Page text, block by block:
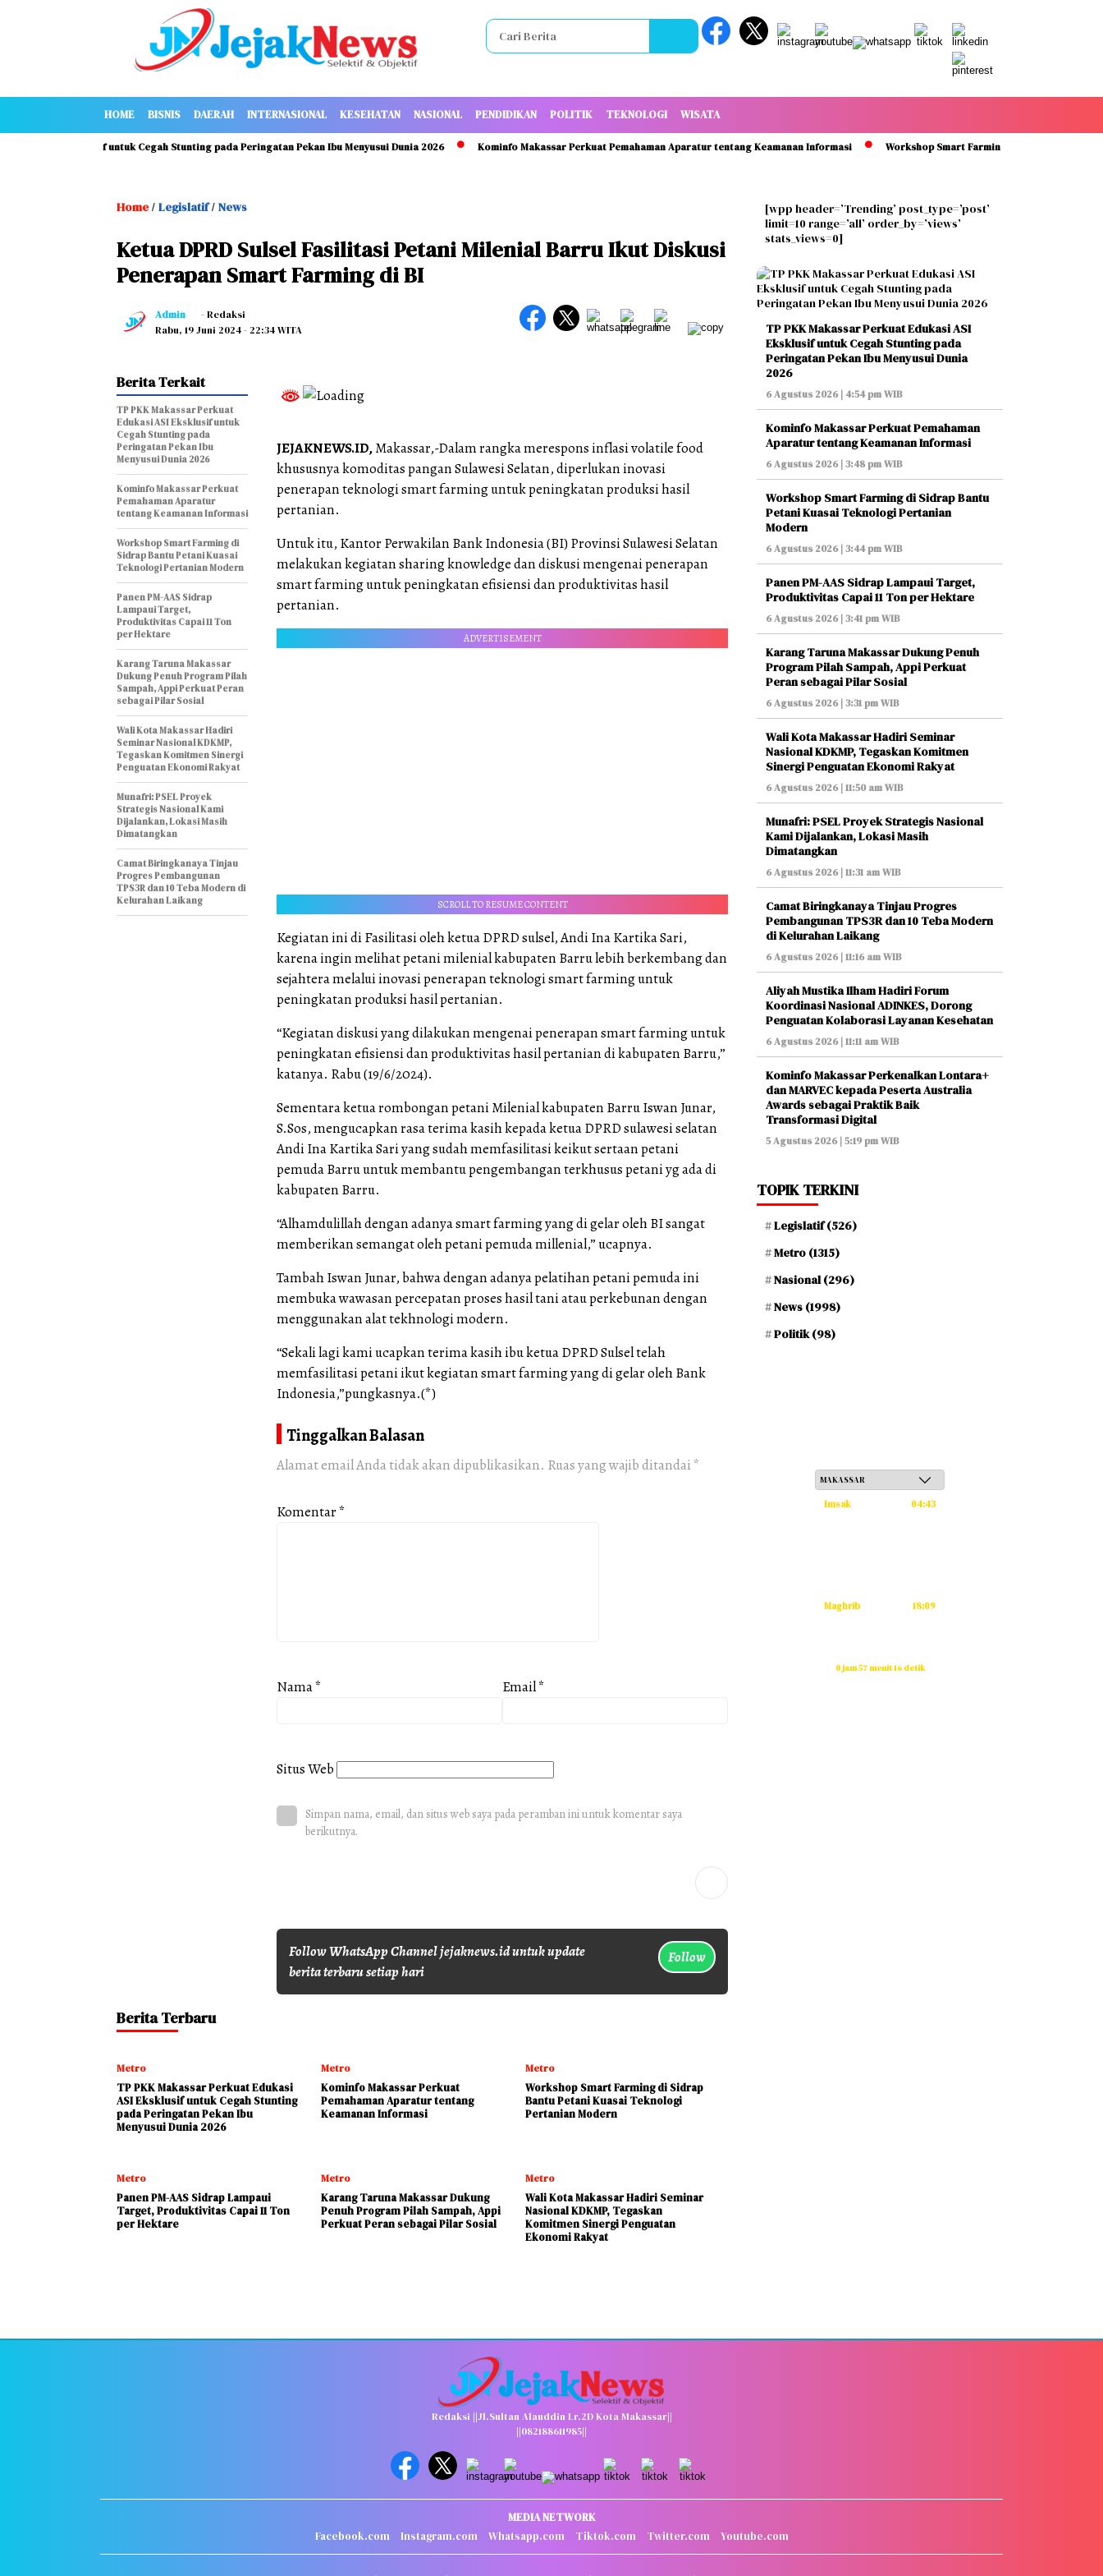
HOME BISNIS DAERAH INTERNASIONAL KESEHATAN NASIONAL PENDIDIKAN POLITIK TEKNOLOGI WISATA
ASI Eksklusif untuk Cegah Stunting pada Peringatan Pekan Ibu Menyusui Dunia 2026 Kominfo Makassar Perkuat Pemahaman Aparatur tentang Keamanan Informasi Workshop Smart Farming di Sidrap Bantu Petani
Home / Legislatif/ News
Ketua DPRD Sulsel Fasilitasi Petani Milenial Barru Ikut Diskusi
Penerapan Smart Farming di BI
Admin
- Redaksi
Rabu, 19 Juni 2024- 22:34 WITA
JEJAKNEWS.ID,Makassar,-Dalam rangka merespons inflasi volatile food
khususnya komoditas pangan Sulawesi Selatan, diperlukan inovasi
penerapan teknologi smart farming untuk peningkatan produksi hasil
pertanian.
Untuk itu, Kantor Perwakilan Bank Indonesia (BI) Provinsi Sulawesi Selatan
melakukan kegiatan sharing knowledge dan diskusi mengenai penerapan
smart farming untuk peningkatan efisiensi dan produktivitas hasil
pertanian.
ADVERTISEMENT
SCROLL TO RESUME CONTENT
Kegiatan ini di Fasilitasi oleh ketua DPRD sulsel, Andi Ina Kartika Sari,
karena ingin melihat petani milenial kabupaten Barru lebih berkembang dan
sejahtera melalui inovasi penerapan teknologi smart farming untuk
peningkatan produksi hasil pertanian.
“Kegiatan diskusi yang dilakukan mengenai penerapan smart farming untuk
peningkatan efisiensi dan produktivitas hasil pertanian di kabupaten Barru,”
katanya. Rabu (19/6/2024).
Sementara ketua rombongan petani Milenial kabupaten Barru Iswan Junar,
S.Sos, mengucapkan rasa terima kasih kepada ketua DPRD sulawesi selatan
Andi Ina Kartika Sari yang sudah memfasilitasi keikut sertaan petani
pemuda Barru untuk membantu pengembangan terkhusus petani yg ada di
kabupaten Barru.
“Alhamdulillah dengan adanya smart farming yang di gelar oleh BI sangat
memberikan semangat oleh petani pemuda millenial,” ucapnya.
Tambah Iswan Junar, bahwa dengan adanya pelatihan petani pemuda ini
membuka wawasan percepatan proses hasil tani atau perkebunan dengan
menggunakan alat tekhnologi modern.
“Sekali lagi kami ucapkan terima kasih ibu ketua DPRD Sulsel telah
memfasilitasi petani ikut kegiatan smart farming yang di gelar oleh Bank
Indonesia,”pungkasnya.(*)
Tinggalkan Balasan
Alamat email Anda tidak akan dipublikasikan. Ruas yang wajib ditandai *
Komentar*
Nama* Email*
Situs Web
Simpan nama, email, dan situs web saya pada peramban ini untuk komentar saya
berikutnya.
Follow WhatsApp Channel jejaknews.id untuk update
berita terbaru setiap hari
Follow
Berita Terkait
TP PKK Makassar Perkuat
Edukasi ASI Eksklusif untuk
Cegah Stunting pada
Peringatan Pekan Ibu
Menyusui Dunia 2026
Kominfo Makassar Perkuat
Pemahaman Aparatur
tentang Keamanan Informasi
Workshop Smart Farming di
Sidrap Bantu Petani Kuasai
Teknologi Pertanian Modern
Panen PM-AAS Sidrap
Lampaui Target,
Produktivitas Capai 11 Ton
per Hektare
Karang Taruna Makassar
Dukung Penuh Program Pilah
Sampah, Appi Perkuat Peran
sebagai Pilar Sosial
Wali Kota Makassar Hadiri
Seminar Nasional KDKMP,
Tegaskan Komitmen Sinergi
Penguatan Ekonomi Rakyat
Munafri: PSEL Proyek
Strategis Nasional Kami
Dijalankan, Lokasi Masih
Dimatangkan
Camat Biringkanaya Tinjau
Progres Pembangunan
TPS3R dan 10 Teba Modern di
Kelurahan Laikang
Berita Terbaru
Metro
TP PKK Makassar Perkuat Edukasi
ASI Eksklusif untuk Cegah Stunting
pada Peringatan Pekan Ibu
Menyusui Dunia 2026
Metro
Kominfo Makassar Perkuat
Pemahaman Aparatur tentang
Keamanan Informasi
Metro
Workshop Smart Farming di Sidrap
Bantu Petani Kuasai Teknologi
Pertanian Modern
Metro
Panen PM-AAS Sidrap Lampaui
Target, Produktivitas Capai 11 Ton
per Hektare
Metro
Karang Taruna Makassar Dukung
Penuh Program Pilah Sampah, Appi
Perkuat Peran sebagai Pilar Sosial
Metro
Wali Kota Makassar Hadiri Seminar
Nasional KDKMP, Tegaskan
Komitmen Sinergi Penguatan
Ekonomi Rakyat
[wpp header=’Trending’ post_type=’post’
limit=10 range=’all’ order_by=’views’
stats_views=0]
TP PKK Makassar Perkuat Edukasi ASI
Eksklusif untuk Cegah Stunting pada
Peringatan Pekan Ibu Menyusui Dunia
2026
6 Agustus 2026 | 4:54 pm WIB
Kominfo Makassar Perkuat Pemahaman
Aparatur tentang Keamanan Informasi
6 Agustus 2026 | 3:48 pm WIB
Workshop Smart Farming di Sidrap Bantu
Petani Kuasai Teknologi Pertanian
Modern
6 Agustus 2026 | 3:44 pm WIB
Panen PM-AAS Sidrap Lampaui Target,
Produktivitas Capai 11 Ton per Hektare
6 Agustus 2026 | 3:41 pm WIB
Karang Taruna Makassar Dukung Penuh
Program Pilah Sampah, Appi Perkuat
Peran sebagai Pilar Sosial
6 Agustus 2026 | 3:31 pm WIB
Wali Kota Makassar Hadiri Seminar
Nasional KDKMP, Tegaskan Komitmen
Sinergi Penguatan Ekonomi Rakyat
6 Agustus 2026 | 11:50 am WIB
Munafri: PSEL Proyek Strategis Nasional
Kami Dijalankan, Lokasi Masih
Dimatangkan
6 Agustus 2026 | 11:31 am WIB
Camat Biringkanaya Tinjau Progres
Pembangunan TPS3R dan 10 Teba Modern
di Kelurahan Laikang
6 Agustus 2026 | 11:16 am WIB
Aliyah Mustika Ilham Hadiri Forum
Koordinasi Nasional ADINKES, Dorong
Penguatan Kolaborasi Layanan Kesehatan
6 Agustus 2026 | 11:11 am WIB
Kominfo Makassar Perkenalkan Lontara+
dan MARVEC kepada Peserta Australia
Awards sebagai Praktik Baik
Transformasi Digital
5 Agustus 2026 | 5:19 pm WIB
TOPIK TERKINI
Legislatif(526)
Metro (1315)
Nasional(296)
News (1998)
Politik(98)
Imsak 04:43
Maghrib 18:09
0 jam 57 menit 16 detik
Redaksi ||Jl.Sultan Alauddin Lr.2D Kota Makassar||
||082188611985||
MEDIA NETWORK
Facebook.com
Instagram.com Whatsapp.com Tiktok.com Twitter.com Youtube.com